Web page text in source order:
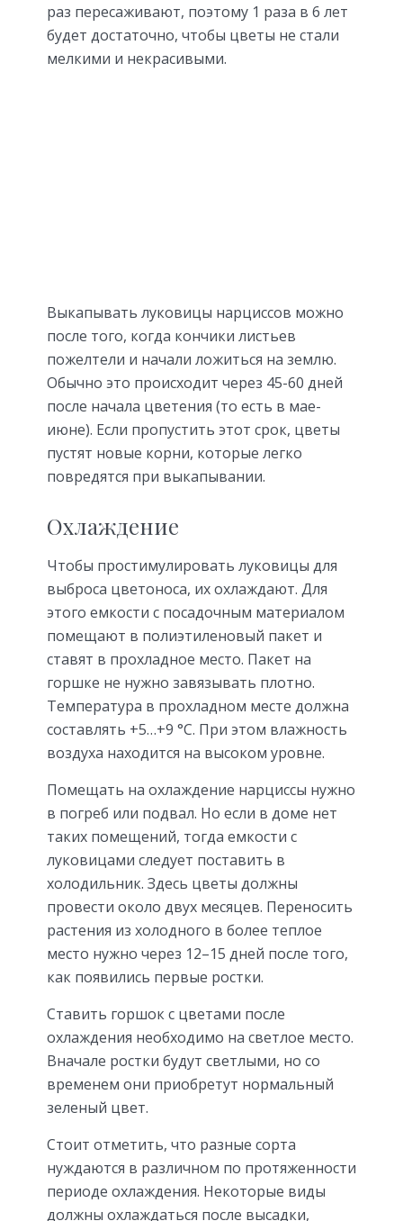
раз пересаживают, поэтому 1 раза в 6 лет
будет достаточно, чтобы цветы не стали
мелкими и некрасивыми.
Выкапывать луковицы нарциссов можно
после того, когда кончики листьев
пожелтели и начали ложиться на землю.
Обычно это происходит через 45-60 дней
после начала цветения (то есть в мае-
июне). Если пропустить этот срок, цветы
пустят новые корни, которые легко
повредятся при выкапывании.
Охлаждение
Чтобы простимулировать луковицы для
выброса цветоноса, их охлаждают. Для
этого емкости с посадочным материалом
помещают в полиэтиленовый пакет и
ставят в прохладное место. Пакет на
горшке не нужно завязывать плотно.
Температура в прохладном месте должна
составлять +5…+9 °C. При этом влажность
воздуха находится на высоком уровне.
Помещать на охлаждение нарциссы нужно
в погреб или подвал. Но если в доме нет
таких помещений, тогда емкости с
луковицами следует поставить в
холодильник. Здесь цветы должны
провести около двух месяцев. Переносить
растения из холодного в более теплое
место нужно через 12–15 дней после того,
как появились первые ростки.
Ставить горшок с цветами после
охлаждения необходимо на светлое место.
Вначале ростки будут светлыми, но со
временем они приобретут нормальный
зеленый цвет.
Стоит отметить, что разные сорта
нуждаются в различном по протяженности
периоде охлаждения. Некоторые виды
должны охлаждаться после высадки,